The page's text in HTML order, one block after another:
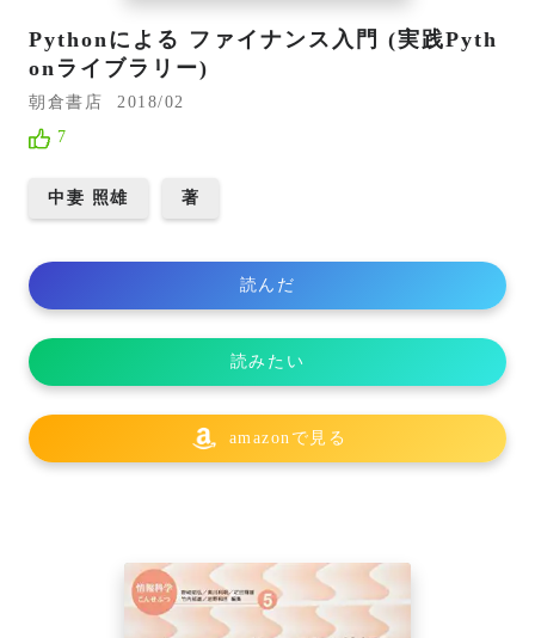
Pythonによる ファイナンス入門 (実践Pyth
onライブラリー)
朝倉書店
2018/02
7
中妻 照雄 著
読んだ
読みたい
amazonで見る